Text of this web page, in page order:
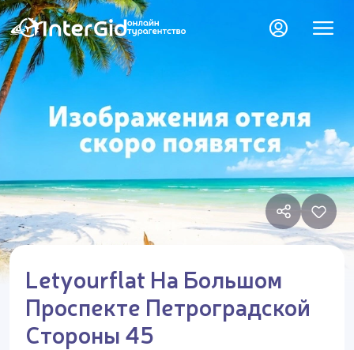
Letyourflat На Большом
Проспекте Петроградской
Стороны 45